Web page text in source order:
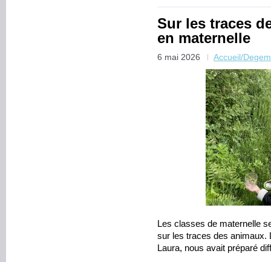
Sur les traces
en maternelle
6 mai 2026 Accueil/
Les classes de maternelle
sur les traces des animaux.
Laura, nous avait préparé